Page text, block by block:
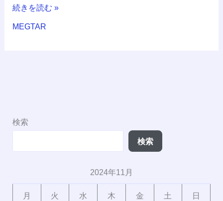
続きを読む »
MEGTAR
検索
検索
2024年11月
月 火 水 木 金 土 日